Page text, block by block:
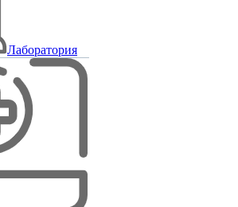
Лаборатория